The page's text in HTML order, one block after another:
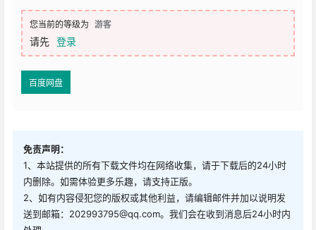
您当前的等级为 游客
请先 登录
百度网盘
免责声明：
1、本站提供的所有下载文件均在网络收集，请于下载后的24小时
内删除。如需体验更多乐趣，请支持正版。
2、如有内容侵犯您的版权或其他利益，请编辑邮件并加以说明发
送到邮箱：202993795@qq.com。我们会在收到消息后24小时内